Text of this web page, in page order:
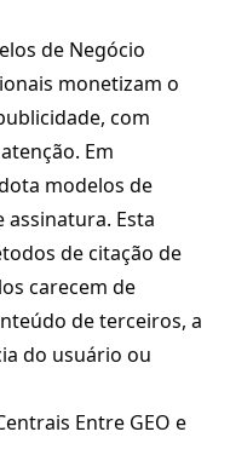
de Negócio
monetizam o
com
Em
modelos de
Esta
de citação de
carecem de
de terceiros, a
do usuário ou
Entre GEO e